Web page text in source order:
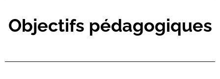
Objectifs pédagogiques